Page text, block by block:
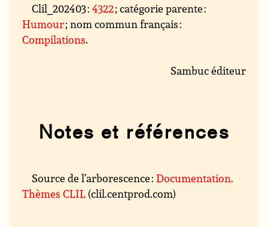
Clil_202403 :4322; catégorie parente :
Humour; nom commun français :
Compilations.
Sambuc éditeur
Notes et références
Source de l’arborescence :Documentation.
Thèmes CLIL (clil.centprod.com)